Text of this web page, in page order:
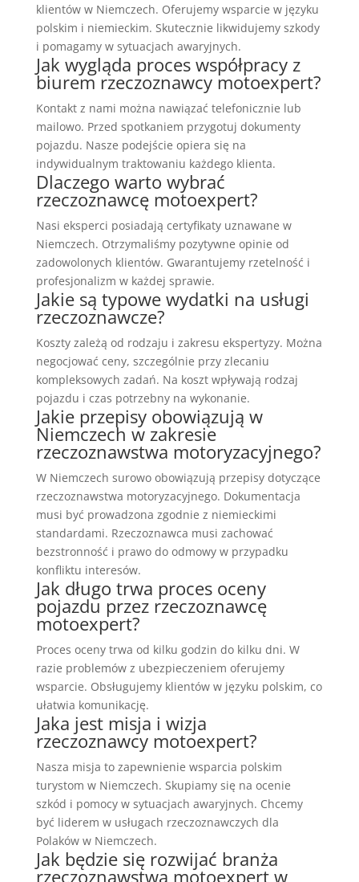
klientów w Niemczech. Oferujemy wsparcie w języku
polskim i niemieckim. Skutecznie likwidujemy szkody
i pomagamy w sytuacjach awaryjnych.
Jak wygląda proces współpracy z
biurem rzeczoznawcy motoexpert?
Kontakt z nami można nawiązać telefonicznie lub
mailowo. Przed spotkaniem przygotuj dokumenty
pojazdu. Nasze podejście opiera się na
indywidualnym traktowaniu każdego klienta.
Dlaczego warto wybrać
rzeczoznawcę motoexpert?
Nasi eksperci posiadają certyfikaty uznawane w
Niemczech. Otrzymaliśmy pozytywne opinie od
zadowolonych klientów. Gwarantujemy rzetelność i
profesjonalizm w każdej sprawie.
Jakie są typowe wydatki na usługi
rzeczoznawcze?
Koszty zależą od rodzaju i zakresu ekspertyzy. Można
negocjować ceny, szczególnie przy zlecaniu
kompleksowych zadań. Na koszt wpływają rodzaj
pojazdu i czas potrzebny na wykonanie.
Jakie przepisy obowiązują w
Niemczech w zakresie
rzeczoznawstwa motoryzacyjnego?
W Niemczech surowo obowiązują przepisy dotyczące
rzeczoznawstwa motoryzacyjnego. Dokumentacja
musi być prowadzona zgodnie z niemieckimi
standardami. Rzeczoznawca musi zachować
bezstronność i prawo do odmowy w przypadku
konfliktu interesów.
Jak długo trwa proces oceny
pojazdu przez rzeczoznawcę
motoexpert?
Proces oceny trwa od kilku godzin do kilku dni. W
razie problemów z ubezpieczeniem oferujemy
wsparcie. Obsługujemy klientów w języku polskim, co
ułatwia komunikację.
Jaka jest misja i wizja
rzeczoznawcy motoexpert?
Nasza misja to zapewnienie wsparcia polskim
turystom w Niemczech. Skupiamy się na ocenie
szkód i pomocy w sytuacjach awaryjnych. Chcemy
być liderem w usługach rzeczoznawczych dla
Polaków w Niemczech.
Jak będzie się rozwijać branża
rzeczoznawstwa motoexpert w